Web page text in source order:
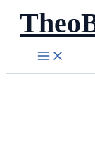
Zum
Inhalt
springen